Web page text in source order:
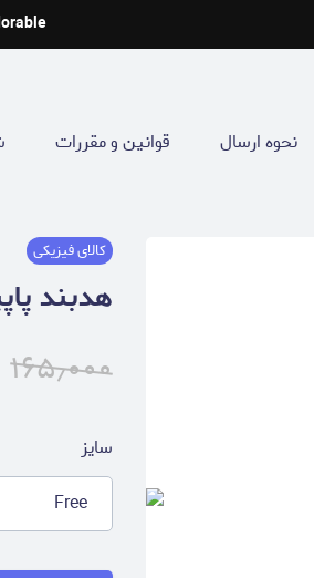
نحوه ارسال قوانین و مقررات
کالای فیزیکی
هدبند
۱۶۵٫۰۰۰
سایز
Free